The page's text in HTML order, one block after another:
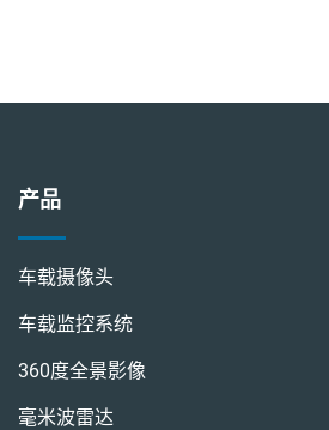
产品
车载摄像头
车载监控系统
360度全景影像
毫米波雷达